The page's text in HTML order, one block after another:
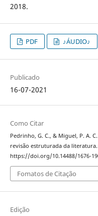
2018.
PDF ♪ÁUDIO♪
Publicado
16-07-2021
Como Citar
Pedrinho, G. C., & Miguel, P. A.
revisão estruturada da literatura.
https://doi.org/10.14488/1676-
Fomatos de Citação
Edição